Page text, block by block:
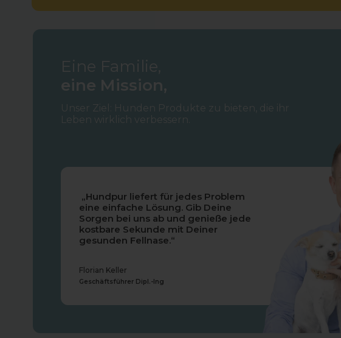
Eine Familie,
eine Mission,
Unser Ziel: Hunden Produkte zu bieten, die ihr
Leben wirklich verbessern.
„Hundpur liefert für jedes Problem
eine einfache Lösung. Gib Deine
Sorgen bei uns ab und genieße jede
kostbare Sekunde mit Deiner
gesunden Fellnase.“
Florian Keller
Geschäftsführer Dipl.-Ing